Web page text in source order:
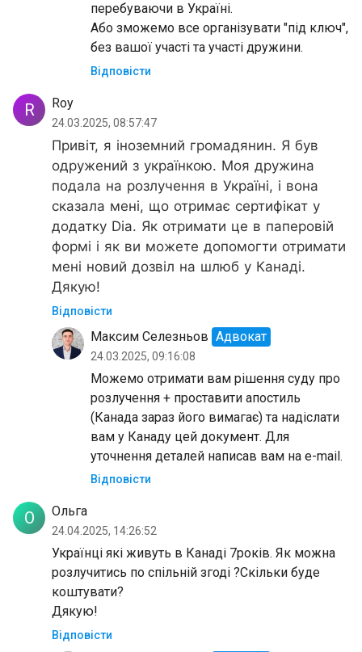
перебуваючи в Україні.
Або зможемо все організувати "під ключ",
без вашої участі та участі дружини.
Відповісти
R Roy
24.03.2025, 08:57:47
Привіт, я іноземний громадянин. Я був
одружений з українкою. Моя дружина
подала на розлучення в Україні, і вона
сказала мені, що отримає сертифікат у
додатку Dia. Як отримати це в паперовій
формі і як ви можете допомогти отримати
мені новий дозвіл на шлюб у Канаді.
Дякую!
Відповісти
Максим Селезньов Адвокат
24.03.2025, 09:16:08
Можемо отримати вам рішення суду про
розлучення + проставити апостиль
(Канада зараз його вимагає) та надіслати
вам у Канаду цей документ. Для
уточнення деталей написав вам на e-mail.
Відповісти
О Ольга
24.04.2025, 14:26:52
Українці які живуть в Канаді 7років. Як можна
розлучитись по спільній згоді ?Скільки буде
коштувати?
Дякую!
Відповісти